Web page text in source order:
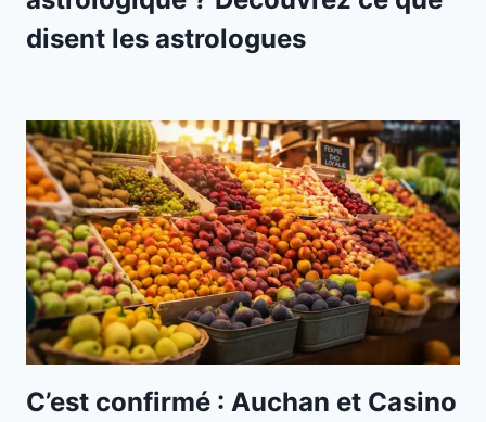
disent les astrologues
C’est confirmé : Auchan et Casino